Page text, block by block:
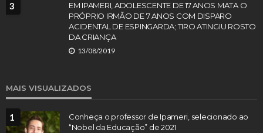
3
EM IPAMERI, ADOLESCENTE DE 17 ANOS MATA O
PRÓPRIO IRMÃO DE 7 ANOS COM DISPARO
ACIDENTAL DE ESPINGARDA; TIRO ATINGIU ROSTO
DA CRIANÇA
13/08/2019
MAIS VISUALIZADOS
1
Conheça o professor de Ipameri, selecionado ao
“Nobel da Educação” de 2021